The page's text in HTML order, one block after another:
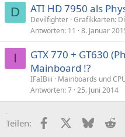
D ATI HD 7950 als
Devilfighter Grafikkarten:
Antworten 11 8. Januar
I
GTX 770 + GT630
Mainboard !?
IFaIBiii
Mainboards und
Antworten 7 25. Juni 2014
Teilen: FacebookX (Twitter)
Bluesky